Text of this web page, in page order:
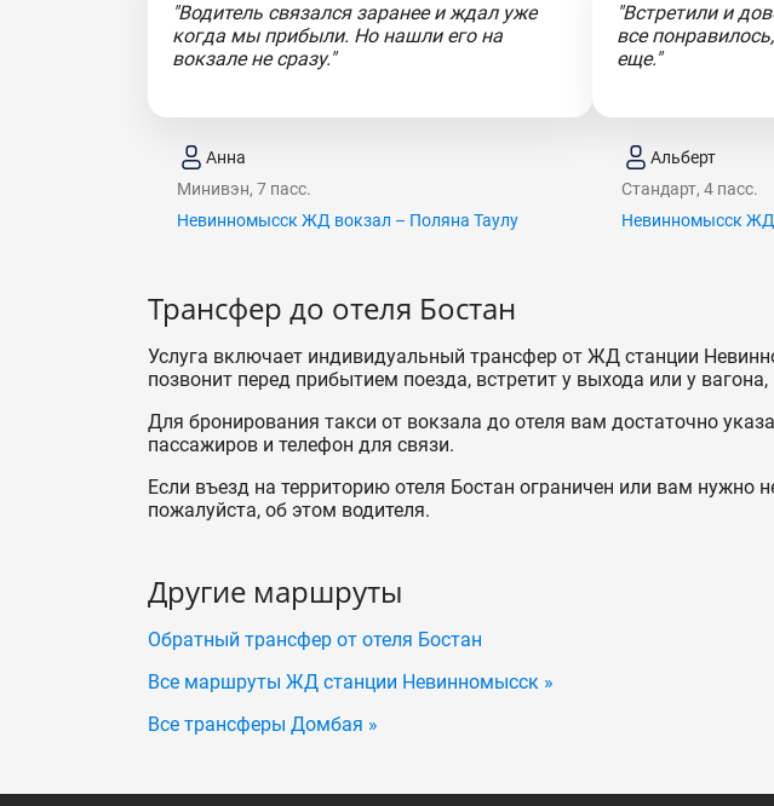
"Водитель связался заранее и ждал уже
когда мы прибыли. Но нашли его на
вокзале не сразу."
Анна
Минивэн, 7 пасс.
Невинномысск ЖД вокзал – Поляна Таулу
"Встретили и
все
еще."
Альберт
Стандарт, 4 пасс.
Невинномысск
Трансфер до отеля Бостан
Услуга включает индивидуальный трансфер от ЖД станции
позвонит перед прибытием поезда, встретит у выхода или у
Для бронирования такси от вокзала до отеля вам достаточно
пассажиров и телефон для связи.
Если въезд на территорию отеля Бостан ограничен или вам нужно
пожалуйста, об этом водителя.
Другие маршруты
Обратный трансфер от отеля Бостан
Все маршруты ЖД станции Невинномысск »
Все трансферы Домбая »